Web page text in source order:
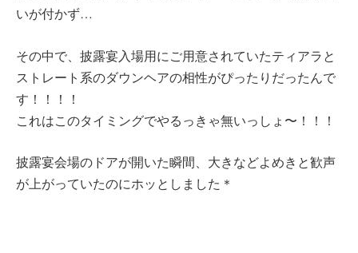
いが付かず…
その中で、披露宴入場用にご用意されていたティアラと
ストレート系のダウンヘアの相性がぴったりだったんで
す！！！！
これはこのタイミングでやるっきゃ無いっしょ〜！！！
披露宴会場のドアが開いた瞬間、大きなどよめきと歓声
が上がっていたのにホッとしました＊